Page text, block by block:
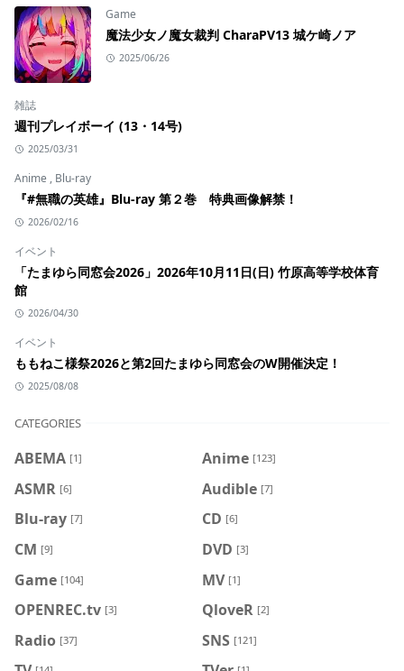
Game
魔法少女ノ魔女裁判 CharaPV13 城ケ崎ノア
2025/06/26
雑誌
週刊プレイボーイ (13・14号)
2025/03/31
Anime , Blu-ray
『#無職の英雄』Blu-ray 第２巻 特典画像解禁！
2026/02/16
イベント
「たまゆら同窓会2026」2026年10月11日(日) 竹原高等学校体育
館
2026/04/30
イベント
ももねこ様祭2026と第2回たまゆら同窓会のW開催決定！
2025/08/08
CATEGORIES
ABEMA [1] Anime [123]
ASMR [6] Audible [7]
Blu-ray [7] CD [6]
CM [9] DVD [3]
Game [104] MV [1]
OPENREC.tv [3] QloveR [2]
Radio [37] SNS [121]